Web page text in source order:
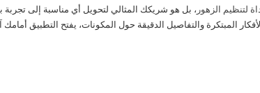
لتنظيم الزهور ، بل هو شريكك المثالي لتحويل أي مناسبة إلى تجربة
المبتكرة والتفاصيل الدقيقة حول المكونات، يفتح التطبيق أمامك